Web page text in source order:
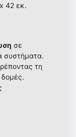
42 εκ.
σε
συστήματα.
τη
δομές.